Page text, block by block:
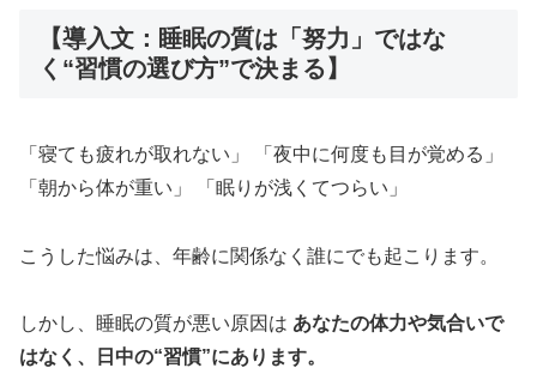
【導入文：睡眠の質は「努力」ではな
く“習慣の選び方”で決まる】
「寝ても疲れが取れない」 「夜中に何度も目が覚める」
「朝から体が重い」 「眠りが浅くてつらい」
こうした悩みは、年齢に関係なく誰にでも起こります。
しかし、睡眠の質が悪い原因は あなたの体力や気合いで
はなく、日中の“習慣”にあります。